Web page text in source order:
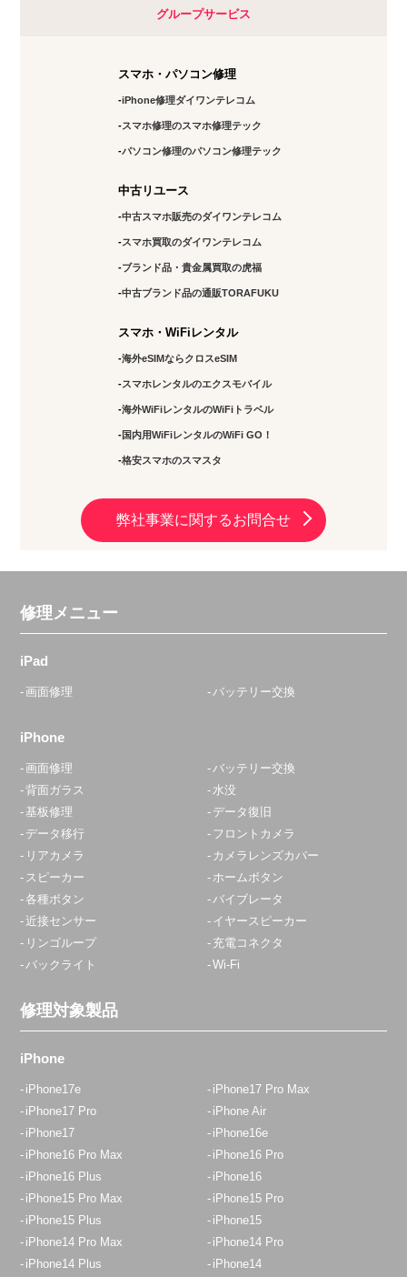
グループサービス
スマホ・パソコン修理
iPhone修理ダイワンテレコム
スマホ修理のスマホ修理テック
パソコン修理のパソコン修理テック
中古リユース
中古スマホ販売のダイワンテレコム
スマホ買取のダイワンテレコム
ブランド品・貴金属買取の虎福
中古ブランド品の通販TORAFUKU
スマホ・WiFiレンタル
海外eSIMならクロスeSIM
スマホレンタルのエクスモバイル
海外WiFiレンタルのWiFiトラベル
国内用WiFiレンタルのWiFi GO！
格安スマホのスマスタ
弊社事業に関するお問合せ
修理メニュー
iPad
画面修理 バッテリー交換
iPhone
画面修理
バッテリー交換
背面ガラス
水没
基板修理
データ復旧
データ移行
フロントカメラ
リアカメラ
カメラレンズカバー
スピーカー
ホームボタン
各種ボタン
バイブレータ
近接センサー
イヤースピーカー
リンゴループ
充電コネクタ
バックライト
Wi-Fi
修理対象製品
iPhone
iPhone17e
iPhone17 Pro Max
iPhone17 Pro
iPhone Air
iPhone17
iPhone16e
iPhone16 Pro Max
iPhone16 Pro
iPhone16 Plus
iPhone16
iPhone15 Pro Max
iPhone15 Pro
iPhone15 Plus
iPhone15
iPhone14 Pro Max
iPhone14 Pro
iPhone14 Plus
iPhone14